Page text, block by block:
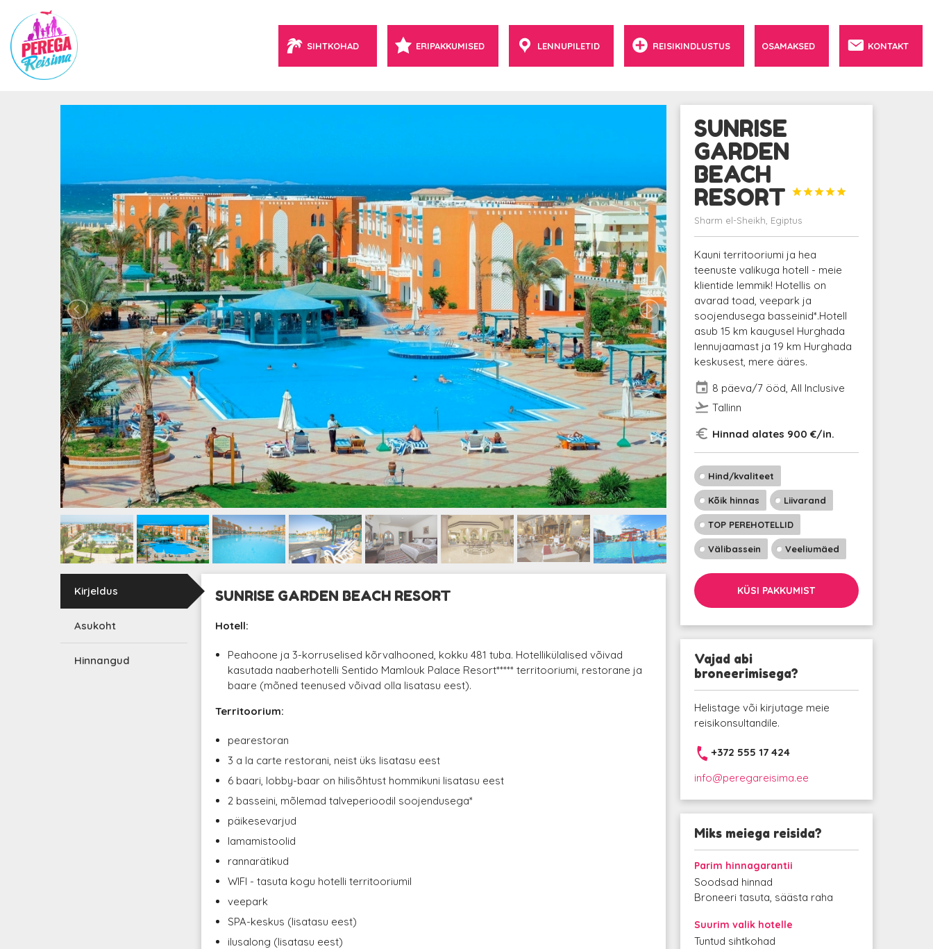
SIHTKOHAD ERIPAKKUMISED LENNUPILETID REISIKINDLUSTUS OSAMAKSED KONTAKT
Kirjeldus
Asukoht
Hinnangud
SUNRISE GARDEN BEACH RESORT
Hotell:
Peahoone ja 3-korruselised kõrvalhooned, kokku 481 tuba. Hotellikülalised võivad
kasutada naaberhotelli Sentido Mamlouk Palace Resort***** territooriumi, restorane ja
baare (mõned teenused võivad olla lisatasu eest).
Territoorium:
pearestoran
3 a la carte restorani, neist üks lisatasu eest
6 baari, lobby-baar on hilisõhtust hommikuni lisatasu eest
2 basseini, mõlemad talveperioodil soojendusega*
päikesevarjud
lamamistoolid
rannarätikud
WIFI - tasuta kogu hotelli territooriumil
veepark
SPA-keskus (lisatasu eest)
ilusalong (lisatasu eest)
SUNRISE
GARDEN
BEACH
RESORT





Sharm el-Sheikh, Egiptus
Kauni territooriumi ja hea
teenuste valikuga hotell - meie
klientide lemmik! Hotellis on
avarad toad, veepark ja
soojendusega basseinid*.Hotell
asub 15 km kaugusel Hurghada
lennujaamast ja 19 km Hurghada
keskusest, mere ääres.
event 8 päeva/7 ööd, All Inclusive
flight_takeoff Tallinn
euro_symbol Hinnad alates 900 €/in.
Hind/kvaliteet
Kõik hinnas Liivarand
TOP PEREHOTELLID
Välibassein Veeliumäed
KÜSI PAKKUMIST
Vajad abi
broneerimisega?
Helistage või kirjutage meie
reisikonsultandile.
+372 555 17 424
info@peregareisima.ee
Miks meiega reisida?
Parim hinnagarantii
Soodsad hinnad
Broneeri tasuta, säästa raha
Suurim valik hotelle
Tuntud sihtkohad